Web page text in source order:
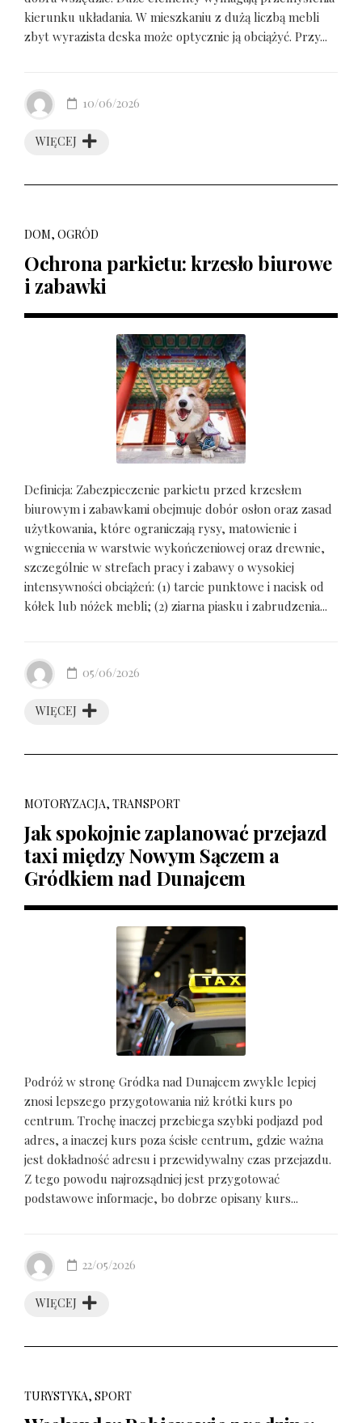
kierunku układania. W mieszkaniu z dużą liczbą mebli
zbyt wyrazista deska może optycznie ją obciążyć. Przy...
WIĘCEJ
10/06/2026
DOM, OGRÓD
Ochrona parkietu: krzesło biurowe
i zabawki
Definicja: Zabezpieczenie parkietu przed krzesłem
biurowym i zabawkami obejmuje dobór osłon oraz zasad
użytkowania, które ograniczają rysy, matowienie i
wgniecenia w warstwie wykończeniowej oraz drewnie,
szczególnie w strefach pracy i zabawy o wysokiej
intensywności obciążeń: (1) tarcie punktowe i nacisk od
kółek lub nóżek mebli; (2) ziarna piasku i zabrudzenia...
WIĘCEJ
05/06/2026
MOTORYZACJA, TRANSPORT
Jak spokojnie zaplanować przejazd
taxi między Nowym Sączem a
Gródkiem nad Dunajcem
Podróż w stronę Gródka nad Dunajcem zwykle lepiej
znosi lepszego przygotowania niż krótki kurs po
centrum. Trochę inaczej przebiega szybki podjazd pod
adres, a inaczej kurs poza ścisłe centrum, gdzie ważna
jest dokładność adresu i przewidywalny czas przejazdu.
Z tego powodu najrozsądniej jest przygotować
podstawowe informacje, bo dobrze opisany kurs...
WIĘCEJ
22/05/2026
TURYSTYKA, SPORT